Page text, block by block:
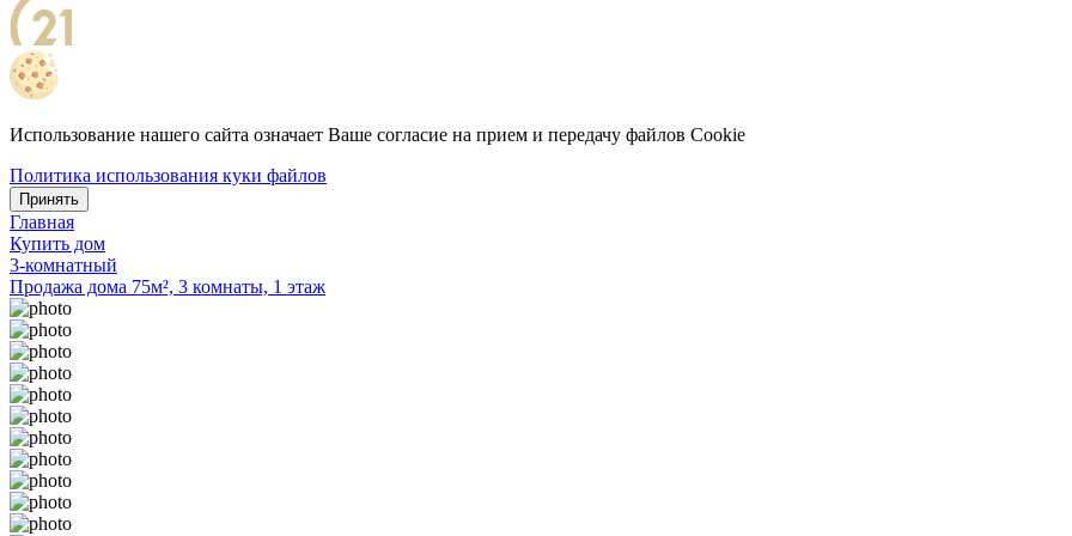
Использование нашего сайта означает Ваше согласие на прием и передачу файлов Cookie
Политика использования куки файлов
Принять
Главная
Купить дом
3-комнатный
Продажа дома 75м², 3 комнаты, 1 этаж